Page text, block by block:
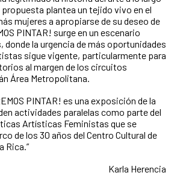
plantea un tejido vivo en el
mujeres a apropiarse de su deseo de
PINTAR! surge en un escenario
donde la urgencia de más oportunidades
sigue vigente, particularmente para
al margen de los circuitos
Área Metropolitana.
PINTAR! es una exposición de la
actividades paralelas como parte del
Artísticas Feministas que se
de los 30 años del Centro Cultural de
Rica.”
Karla Herencia